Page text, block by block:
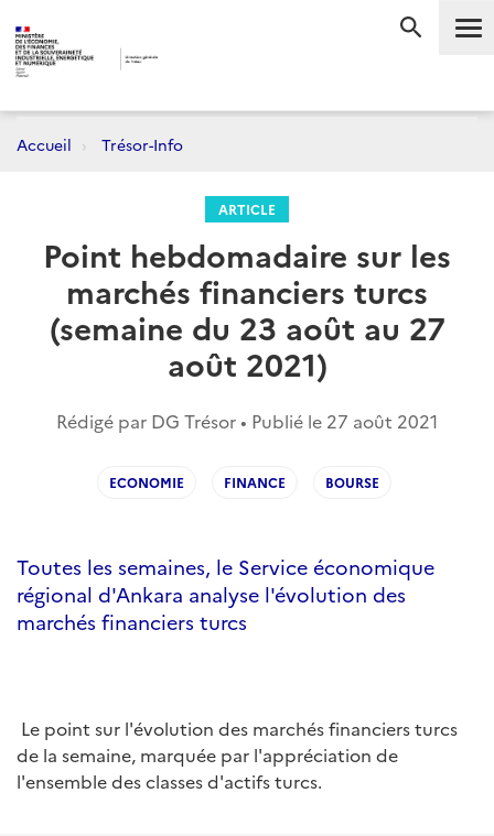
Accueil Trésor-Info
ARTICLE
Point hebdomadaire sur les
marchés financiers turcs
(semaine du 23 août au 27
août 2021)
Rédigé par DG Trésor • Publié le 27 août 2021
ECONOMIE FINANCE BOURSE
Toutes les semaines, le Service économique
régional d'Ankara analyse l'évolution des
marchés financiers turcs
Le point sur l'évolution des marchés financiers turcs
de la semaine, marquée par l'appréciation de
l'ensemble des classes d'actifs turcs.